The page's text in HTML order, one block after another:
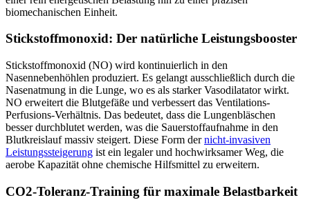
biomechanischen Einheit.
Stickstoffmonoxid: Der natürliche Leistungsbooster
Stickstoffmonoxid (NO) wird kontinuierlich in den
Nasennebenhöhlen produziert. Es gelangt ausschließlich durch die
Nasenatmung in die Lunge, wo es als starker Vasodilatator wirkt.
NO erweitert die Blutgefäße und verbessert das Ventilations-
Perfusions-Verhältnis. Das bedeutet, dass die Lungenbläschen
besser durchblutet werden, was die Sauerstoffaufnahme in den
Blutkreislauf massiv steigert. Diese Form dernicht-invasiven
Leistungssteigerung ist ein legaler und hochwirksamer Weg, die
aerobe Kapazität ohne chemische Hilfsmittel zu erweitern.
CO2-Toleranz-Training für maximale Belastbarkeit